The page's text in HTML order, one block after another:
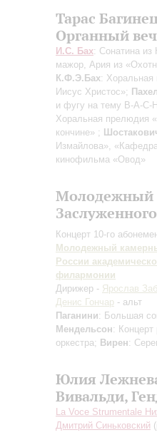
Тарас
Органный
И.С. Бах: Сонатина
мажор, Ария из
К.Ф.Э.Бах: Хоральная
Иисус Христос»;
и фугу на тему В-А-С-
Хоральная прелюдия
кончине» ;
Измайлова»,
кинофильма «Овод»
Молодежный
Концерт 10-го
Молодежный
России
филармонии
Дирижер - Ярослав
Денис Гончар - альт
Паганини: Большая
Мендельсон: Концерт
оркестра; Вирен:
Юлия
Вивальди,
La Voce Strumentale
Дмитрий Синьковский